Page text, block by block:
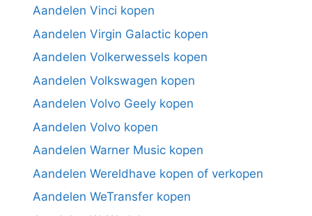
Aandelen Vinci kopen
Aandelen Virgin Galactic kopen
Aandelen Volkerwessels kopen
Aandelen Volkswagen kopen
Aandelen Volvo Geely kopen
Aandelen Volvo kopen
Aandelen Warner Music kopen
Aandelen Wereldhave kopen of verkopen
Aandelen WeTransfer kopen